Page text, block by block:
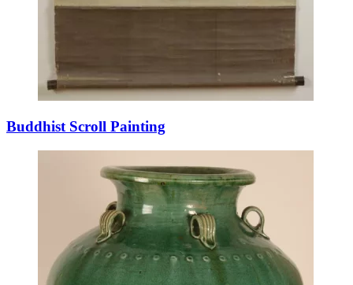
Buddhist Scroll Painting